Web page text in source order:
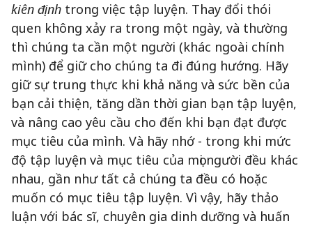
kiên định trong việc tập luyện. Thay đổi thói
quen không xảy ra trong một ngày, và thường
thì chúng ta cần một người (khác ngoài chính
mình) để giữ cho chúng ta đi đúng hướng. Hãy
giữ sự trung thực khi khả năng và sức bền của
bạn cải thiện, tăng dần thời gian bạn tập luyện,
và nâng cao yêu cầu cho đến khi bạn đạt được
mục tiêu của mình. Và hãy nhớ - trong khi mức
độ tập luyện và mục tiêu của mọi người đều khác
nhau, gần như tất cả chúng ta đều có hoặc
muốn có mục tiêu tập luyện. Vì vậy, hãy thảo
luận với bác sĩ, chuyên gia dinh dưỡng và huấn